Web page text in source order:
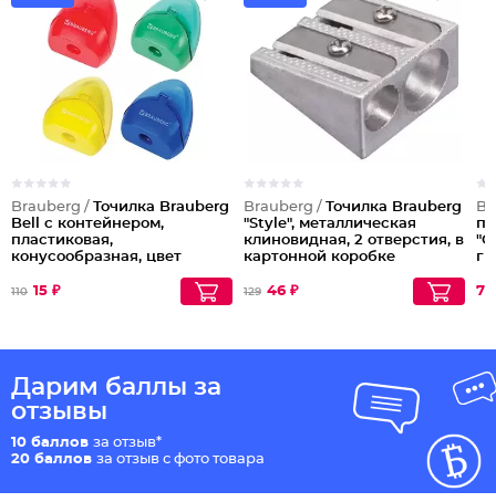
Brauberg / Точилка Brauberg
Bell с контейнером,
пластиковая,
конусообразная, цвет
Партия по 24шт
110 15 ₽
Brauberg / Точилка Brauberg
"Style", металлическая
клиновидная, 2 отверстия, в
картонной коробке
129 46 ₽
Дарим баллы за
отзывы
10 баллов за отзыв*
20 баллов за отзыв с фото товара